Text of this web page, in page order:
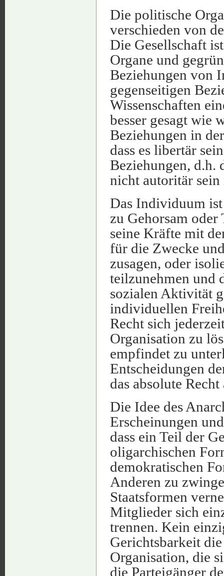
Die politische
verschieden von
Die Gesellschaft
Organe und
Beziehungen von
gegenseitigen
Wissenschaften
besser gesagt wie
Beziehungen in
dass es libertär
Beziehungen,
nicht autoritär sein
Das Individuum ist
zu Gehorsam
seine Kräfte mit
für die Zwecke
zusagen, oder
teilzunehmen und
sozialen Aktivität
individuellen
Recht sich
Organisation zu
empfindet zu
Entscheidungen
das absolute
Die Idee des
Erscheinungen
dass ein Teil der
oligarchischen
demokratischen
Anderen zu
Staatsformen
Mitglieder sich
trennen. Kein
Gerichtsbarkeit
Organisation, die
die Parteigänger